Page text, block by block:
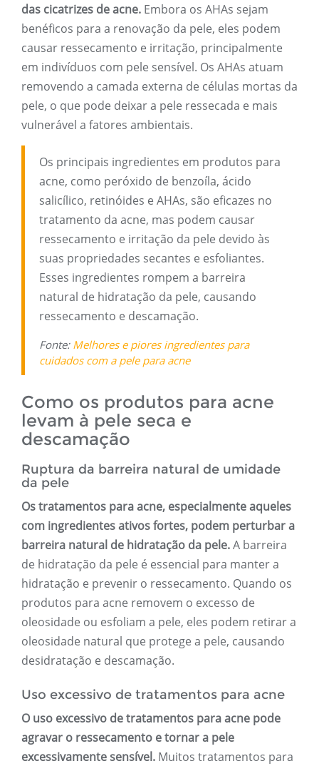
das cicatrizes de acne. Embora os AHAs sejam
benéficos para a renovação da pele, eles podem
causar ressecamento e irritação, principalmente
em indivíduos com pele sensível. Os AHAs atuam
removendo a camada externa de células mortas da
pele, o que pode deixar a pele ressecada e mais
vulnerável a fatores ambientais.
Os principais ingredientes em produtos para
acne, como peróxido de benzoíla, ácido
salicílico, retinóides e AHAs, são eficazes no
tratamento da acne, mas podem causar
ressecamento e irritação da pele devido às
suas propriedades secantes e esfoliantes.
Esses ingredientes rompem a barreira
natural de hidratação da pele, causando
ressecamento e descamação.
Fonte: Melhores e piores ingredientes para
cuidados com a pele para acne
Como os produtos para acne
levam à pele seca e
descamação
Ruptura da barreira natural de umidade
da pele
Os tratamentos para acne, especialmente aqueles
com ingredientes ativos fortes, podem perturbar a
barreira natural de hidratação da pele.A barreira
de hidratação da pele é essencial para manter a
hidratação e prevenir o ressecamento. Quando os
produtos para acne removem o excesso de
oleosidade ou esfoliam a pele, eles podem retirar a
oleosidade natural que protege a pele, causando
desidratação e descamação.
Uso excessivo de tratamentos para acne
O uso excessivo de tratamentos para acne pode
agravar o ressecamento e tornar a pele
excessivamente sensível. Muitos tratamentos para